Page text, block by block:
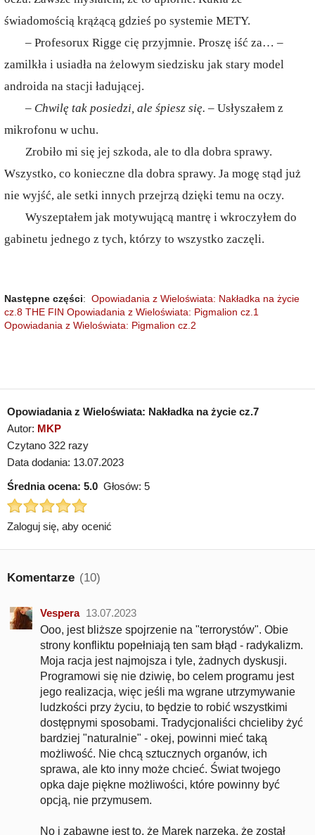
świadomością krążącą gdzieś po systemie METY.
– Profesorux Rigge cię przyjmnie. Proszę iść za… –
zamilkła i usiadła na żelowym siedzisku jak stary model
androida na stacji ładującej.
– Chwilę tak posiedzi, ale śpiesz się. – Usłyszałem z
mikrofonu w uchu.
Zrobiło mi się jej szkoda, ale to dla dobra sprawy.
Wszystko, co konieczne dla dobra sprawy. Ja mogę stąd już
nie wyjść, ale setki innych przejrzą dzięki temu na oczy.
Wyszeptałem jak motywującą mantrę i wkroczyłem do
gabinetu jednego z tych, którzy to wszystko zaczęli.
Następne części: Opowiadania z Wieloświata: Nakładka na życie
cz.8 THE FIN Opowiadania z Wieloświata: Pigmalion cz.1
Opowiadania z Wieloświata: Pigmalion cz.2
Opowiadania z Wieloświata: Nakładka na życie cz.7
Autor: MKP
Czytano 322 razy
Data dodania: 13.07.2023
Średnia ocena: 5.0 Głosów: 5
Zaloguj się, aby ocenić
Komentarze (10)
Vespera 13.07.2023
Ooo, jest bliższe spojrzenie na "terrorystów". Obie
strony konfliktu popełniają ten sam błąd - radykalizm.
Moja racja jest najmojsza i tyle, żadnych dyskusji.
Programowi się nie dziwię, bo celem programu jest
jego realizacja, więc jeśli ma wgrane utrzymywanie
ludzkości przy życiu, to będzie to robić wszystkimi
dostępnymi sposobami. Tradycjonaliści chcieliby żyć
bardziej "naturalnie" - okej, powinni mieć taką
możliwość. Nie chcą sztucznych organów, ich
sprawa, ale kto inny może chcieć. Świat twojego
opka daje piękne możliwości, które powinny być
opcją, nie przymusem.
No i zabawne jest to, że Marek narzeka, że został